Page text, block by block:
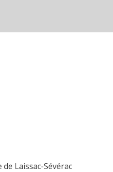
de Laissac-Sévérac